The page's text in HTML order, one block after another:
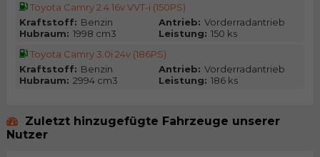
Toyota Camry 2.4 16v VVT-i (150PS)
Kraftstoff: Benzin Antrieb: Vorderradantrieb
Hubraum: 1998 cm3 Leistung: 150 ks
Toyota Camry 3.0i 24v (186PS)
Kraftstoff: Benzin Antrieb: Vorderradantrieb
Hubraum: 2994 cm3 Leistung: 186 ks
Zuletzt hinzugefügte Fahrzeuge unserer
Nutzer